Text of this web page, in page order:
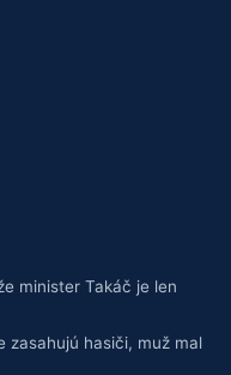
minister Takáč je len
zasahujú hasiči, muž mal